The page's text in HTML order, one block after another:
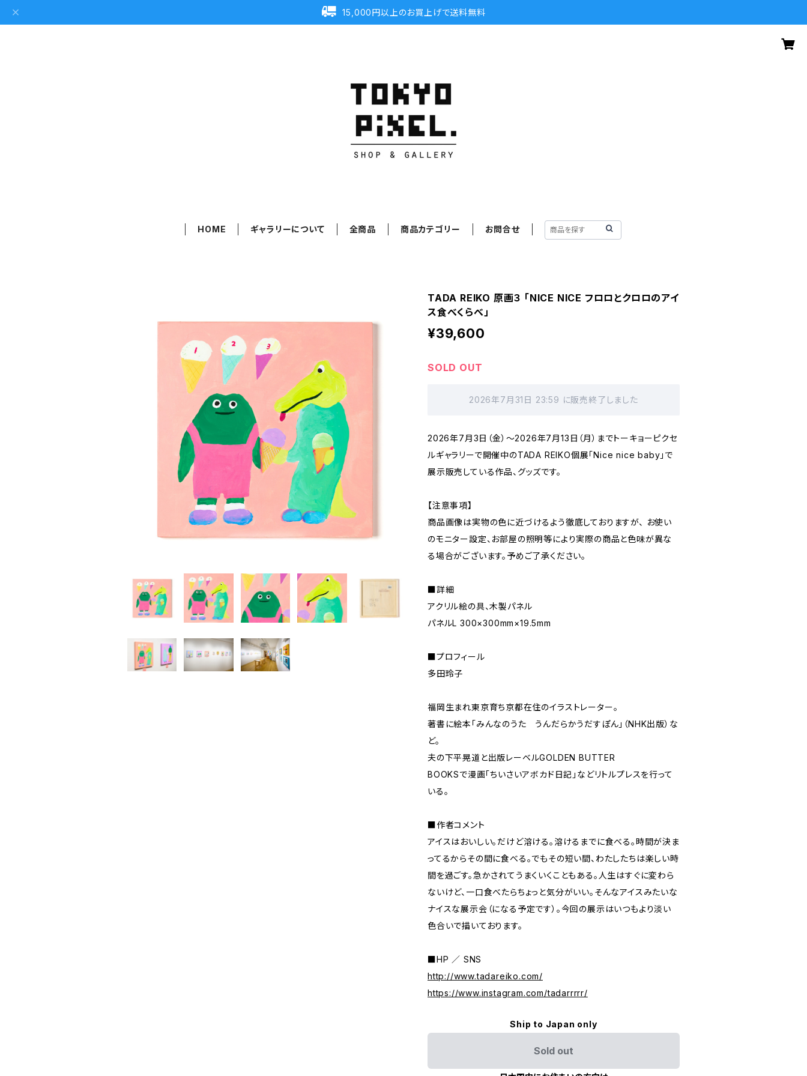
15,000円以上のお買上げで送料無料
HOME ギャラリーについて 全商品 商品カテゴリー お問合せ
TADA REIKO 原画３ 「NICE NICE フロロとクロロのアイ
ス食べくらべ」
¥39,600
SOLD OUT
2026年7月31日 23:59 に販売終了しました
2026年7月3日（金）～2026年7月13日（月）までトーキョーピクセ
ルギャラリーで開催中のTADA REIKO個展「Nice nice baby」で
展示販売している作品、グッズです。
【注意事項】
商品画像は実物の色に近づけるよう徹底しておりますが、 お使い
のモニター設定、お部屋の照明等により実際の商品と色味が異な
る場合がございます。予めご了承ください。
■詳細
アクリル絵の具、木製パネル
パネルL 300×300mm×19.5mm
■プロフィール
多田玲子
福岡生まれ東京育ち京都在住のイラストレーター。
著書に絵本「みんなのうた うんだらかうだすぽん」（NHK出版）な
ど。
夫の下平晃道と出版レーベルGOLDEN BUTTER
BOOKSで漫画「ちいさいアボカド日記」などリトルプレスを行って
いる。
■作者コメント
アイスはおいしい。だけど溶ける。溶けるまでに食べる。時間が決ま
ってるからその間に食べる。でもその短い間、わたしたちは楽しい時
間を過ごす。急かされてうまくいくこともある。人生はすぐに変わら
ないけど、一口食べたらちょっと気分がいい。そんなアイスみたいな
ナイスな展示会（になる予定です）。今回の展示はいつもより淡い
色合いで描いております。
■HP ／ SNS
http://www.tadareiko.com/
https://www.instagram.com/tadarrrrr/
Ship to Japan only
Sold out